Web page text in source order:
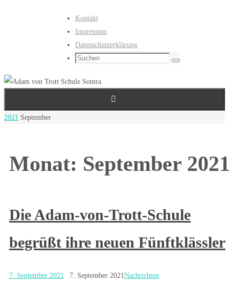
Kontakt
Impressum
Datenschutzerklärung
Suchen
Suchen
Start
2021 September
Monat: September
Die Adam-von-Trott-Schule
begrüßt ihre neuen Fünftklässler
7. September 2021 7. September 2021Nachrichten